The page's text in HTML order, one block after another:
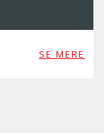
SE MERE